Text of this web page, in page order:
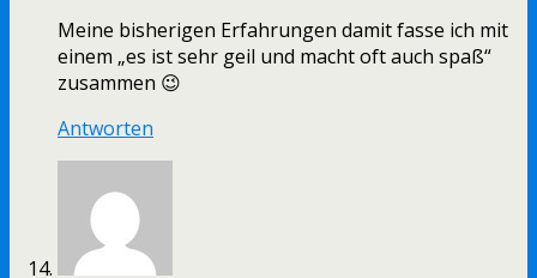
Meine bisherigen Erfahrungen damit fasse ich mit
einem „es ist sehr geil und macht oft auch spaß“
zusammen 😉
Antworten